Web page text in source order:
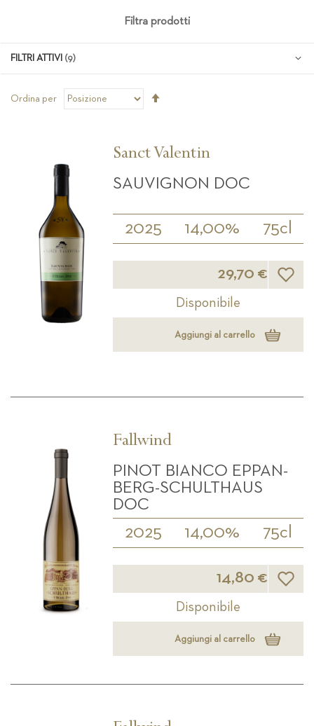
Ordina per
Sanct Valentin
SAUVIGNON DOC
2025 14,00% 75cl
29,70 € Lista
Disponibile
Aggiungi al carrello
Fallwind
PINOT BIANCO EPPAN-
BERG-SCHULTHAUS
DOC
2025 14,00% 75cl
14,80 € Lista
Disponibile
Aggiungi al carrello
Filtra prodotti
FILTRI ATTIVI